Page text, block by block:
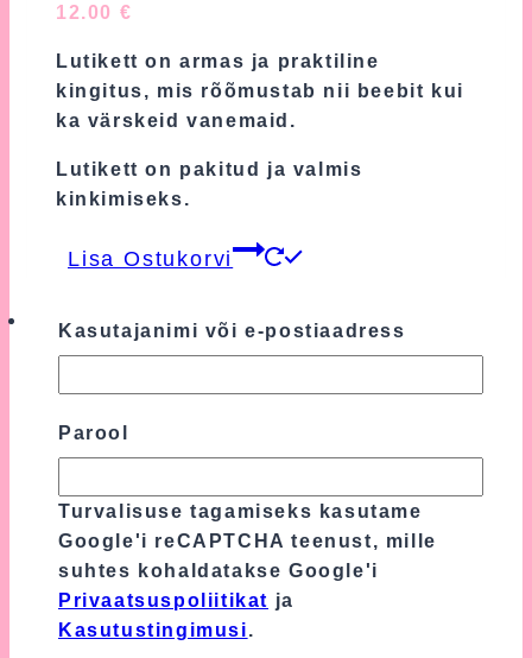
12.00 €
Lutikett on armas ja praktiline
kingitus, mis rõõmustab nii beebit kui
ka värskeid vanemaid.
Lutikett on pakitud ja valmis
kinkimiseks.
Lisa Ostukorvi
Lutikett Rõõmus
12.00€
kingitus, mis rõõmustab nii beebit kui
ka värskeid vanemaid.
Lutikett on pakitud ja valmis
kinkimiseks.
Kasutajanimi või e-postiaadress
Parool
Turvalisuse tagamiseks kasutame
Google'i reCAPTCHA teenust, mille
suhtes kohaldatakse Google'i
Privaatsuspoliitikat ja
Kasutustingimusi.